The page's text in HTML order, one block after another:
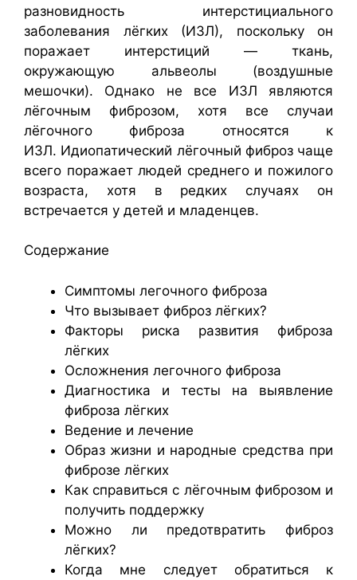
разновидность интерстициального
заболевания лёгких (ИЗЛ), поскольку он
поражает интерстиций — ткань,
окружающую альвеолы (воздушные
мешочки). Однако не все ИЗЛ являются
лёгочным фиброзом, хотя все случаи
лёгочного фиброза относятся к
ИЗЛ. Идиопатический лёгочный фиброз чаще
всего поражает людей среднего и пожилого
возраста, хотя в редких случаях он
встречается у детей и младенцев.
Содержание
Симптомы легочного фиброза
Что вызывает фиброз лёгких?
Факторы риска развития фиброза
лёгких
Осложнения легочного фиброза
Диагностика и тесты на выявление
фиброза лёгких
Ведение и лечение
Образ жизни и народные средства при
фиброзе лёгких
Как справиться с лёгочным фиброзом и
получить поддержку
Можно ли предотвратить фиброз
лёгких?
Когда мне следует обратиться к